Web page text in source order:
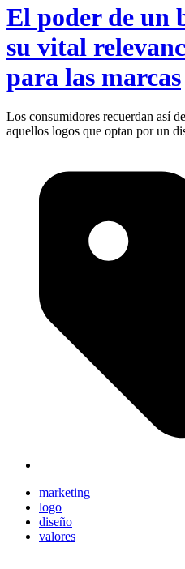
El poder de un
su vital
para las marcas
Los consumidores recuerdan así
aquellos logos que optan por un
marketing
logo
diseño
valores